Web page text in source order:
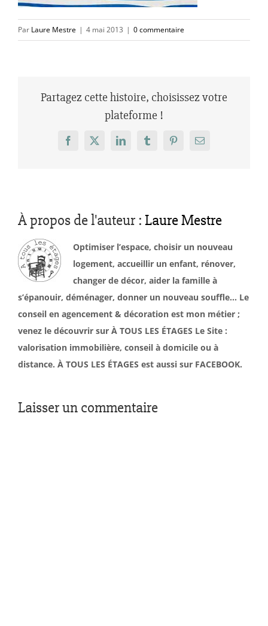
Par Laure Mestre | 4 mai 2013 | 0 commentaire
Partagez cette histoire, choisissez votre
plateforme !
Facebook
X LinkedInTumblrPinterestEmail
À propos de l'auteur : Laure Mestre
Optimiser l’espace, choisir un nouveau
logement, accueillir un enfant, rénover,
changer de décor, aider la famille à
s’épanouir, déménager, donner un nouveau souffle… Le
conseil en agencement & décoration est mon métier ;
venez le découvrir sur À TOUS LES ÉTAGES Le Site :
valorisation immobilière, conseil à domicile ou à
distance. À TOUS LES ÉTAGES est aussi sur FACEBOOK.
Laisser un commentaire